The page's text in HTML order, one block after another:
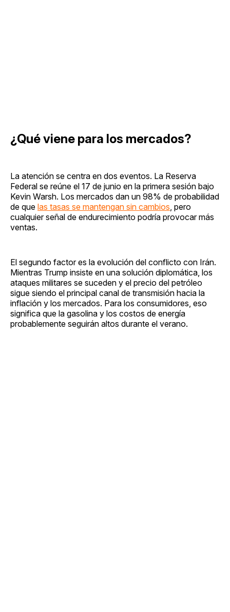
¿Qué viene para los mercados?
La atención se centra en dos eventos. La Reserva
Federal se reúne el 17 de junio en la primera sesión bajo
Kevin Warsh. Los mercados dan un 98% de probabilidad
de que las tasas se mantengan sin cambios, pero
cualquier señal de endurecimiento podría provocar más
ventas.
El segundo factor es la evolución del conflicto con Irán.
Mientras Trump insiste en una solución diplomática, los
ataques militares se suceden y el precio del petróleo
sigue siendo el principal canal de transmisión hacia la
inflación y los mercados. Para los consumidores, eso
significa que la gasolina y los costos de energía
probablemente seguirán altos durante el verano.